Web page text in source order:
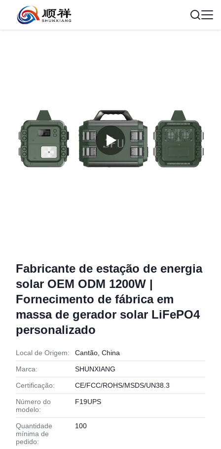
Fabricante de estação de energia
solar OEM ODM 1200W |
Fornecimento de fábrica em
massa de gerador solar LiFePO4
personalizado
Local de Origem: Cantão, China
Marca: SHUNXIANG
Certificação: CE/FCC/ROHS/MSDS/UN38.3
Número do
modelo:
F19UPS
Quantidade
mínima de
pedido:
100